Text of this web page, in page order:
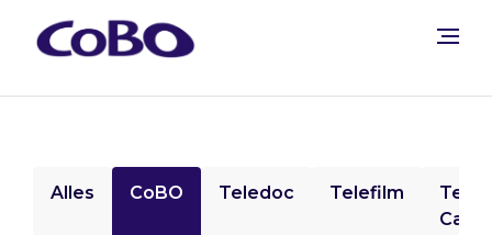
Alles CoBO Teledoc Telefilm